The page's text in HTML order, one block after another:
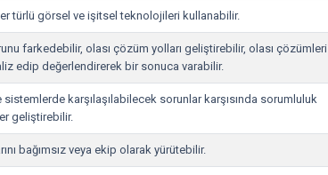
türlü görsel ve işitsel teknolojileri kullanabilir.
farkedebilir, olası çözüm yolları geliştirebilir, olası çözümleri
edip değerlendirerek bir sonuca varabilir.
karşılaşılabilecek sorunlar karşısında sorumluluk
geliştirebilir.
bağımsız veya ekip olarak yürütebilir.